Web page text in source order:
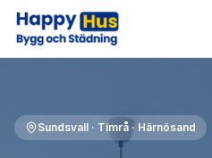
Sundsvall · Timrå · Härnösand